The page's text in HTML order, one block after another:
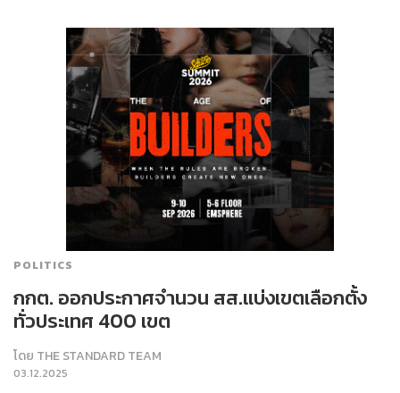
POLITICS
กกต. ออกประกาศจำนวน สส.แบ่งเขตเลือกตั้ง
ทั่วประเทศ 400 เขต
โดย THE STANDARD TEAM
03.12.2025